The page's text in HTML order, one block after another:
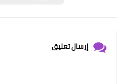
إرسال تعليق